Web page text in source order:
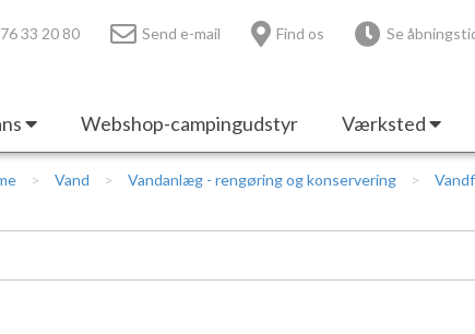
76 33 20 80 Send e-mail Find os Se
Webshop-campingudstyr Værksted
Vand Vandanlæg - rengøring og konservering